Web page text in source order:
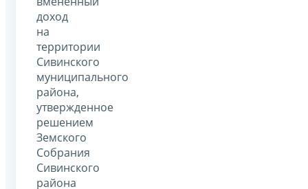
доход
на
территории
Сивинского
муниципального
района,
утвержденное
решением
Земского
Собрания
Сивинского
района